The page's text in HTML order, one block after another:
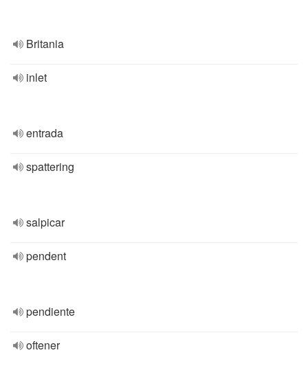
Britania
inlet
entrada
spattering
salpicar
pendent
pendiente
oftener